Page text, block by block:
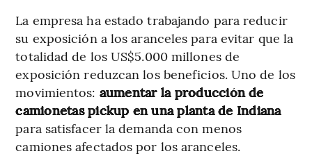
La empresa ha estado trabajando para reducir
su exposición a los aranceles para evitar que la
totalidad de los US$5.000 millones de
exposición reduzcan los beneficios. Uno de los
movimientos: aumentar la producción de
camionetas pickup en una planta de Indiana
para satisfacer la demanda con menos
camiones afectados por los aranceles.